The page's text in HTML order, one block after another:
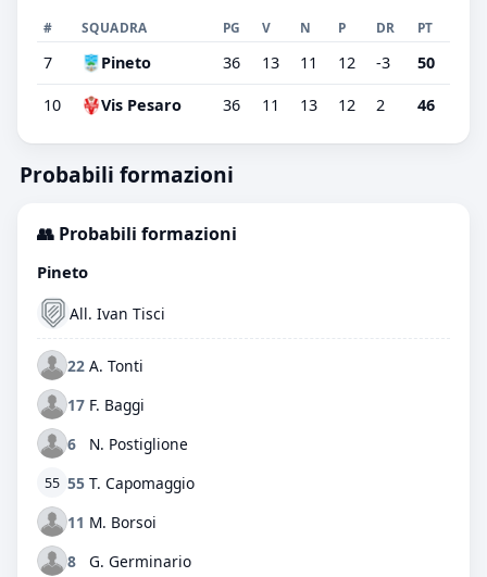
# SQUADRA PG V N P DR PT
7 Pineto 36 13 11 12 -3 50
10 Vis Pesaro 36 11 13 12 2 46
Probabili formazioni
👥 Probabili formazioni
Pineto
All. Ivan Tisci
22 A. Tonti
17 F. Baggi
6
N. Postiglione
55 55 T. Capomaggio
11 M. Borsoi
8
G. Germinario